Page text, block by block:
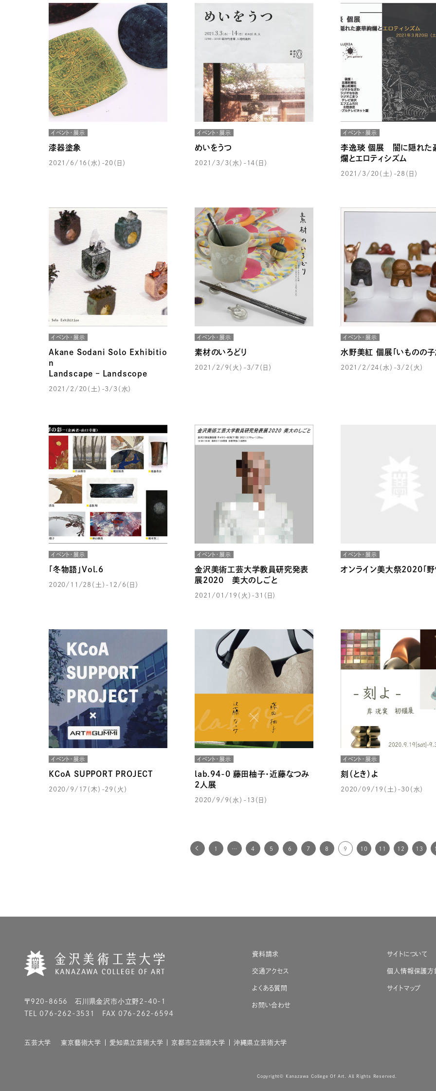
イベント・展示
漆器塗象
2021/6/16（水）-20（日）
イベント・展示
めいをうつ
2021/3/3（水）-14（日）
イベント・展示
李逸琰 個展 闇に隠れた
爛とエロティシズム
2021/3/20（土）-28（日）
イベント・展示
Akane Sodani Solo Exhibitio
n
Landscape – Landscope
2021/2/20（土）-3/3（水）
イベント・展示
素材のいろどり
2021/2/9（火）-3/7（日）
イベント・展示
水野美紅 個展「いものの子
2021/2/24（水）-3/2（火）
イベント・展示
「冬物語」Vol.6
2020/11/28（土）-12/6（日）
イベント・展示
金沢美術工芸大学教員研究発表
展2020 美大のしごと
2021/01/19（火）-31（日）
イベント・展示
オンライン美大祭2020「野
イベント・展示
KCoA SUPPORT PROJECT
2020/9/17（木）-29（火）
イベント・展示
lab.94-0 藤田柚子・近藤なつみ
２人展
2020/9/9（水）-13（日）
イベント・展示
刻（とき）よ
2020/09/19（土）-30（水）
1 … 4 5 6 7 8 9 10 11 12 13
〒920-8656 石川県金沢市小立野2-40-1
TEL 076-262-3531 FAX 076-262-6594
資料請求
交通アクセス
よくある質問
お問い合わせ
サイトについて
個人情報保護方
サイトマップ
五芸大学 東京藝術大学 愛知県立芸術大学 京都市立芸術大学 沖縄県立芸術大学
Copyright© Kanazawa College Of Art. All Rights Reserved.